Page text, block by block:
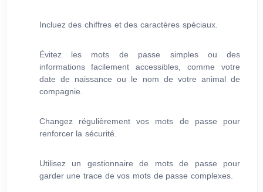
Incluez des chiffres et des caractères spéciaux.
Évitez les mots de passe simples ou des
informations facilement accessibles, comme votre
date de naissance ou le nom de votre animal de
compagnie.
Changez régulièrement vos mots de passe pour
renforcer la sécurité.
Utilisez un gestionnaire de mots de passe pour
garder une trace de vos mots de passe complexes.